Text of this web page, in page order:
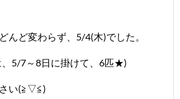
んど変わらず、5/4(木)でした。
、5/7～8日に掛けて、6匹★)
い(≧▽≦)